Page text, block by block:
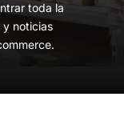
toda la
y noticias